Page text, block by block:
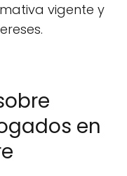
vigente y
en